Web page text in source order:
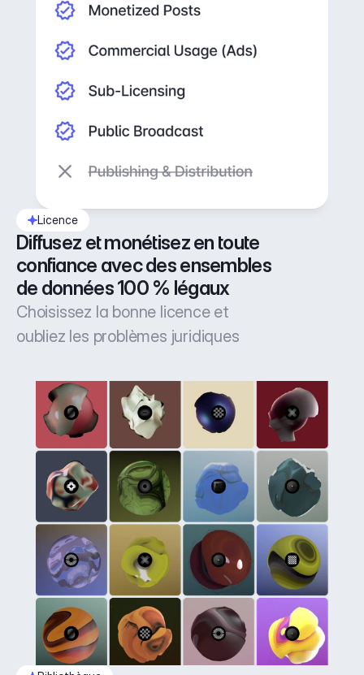
Licence
Diffusez et monétisez en toute
confiance avec des ensembles
de données 100 % légaux
Choisissez la bonne licence et
oubliez les problèmes juridiques